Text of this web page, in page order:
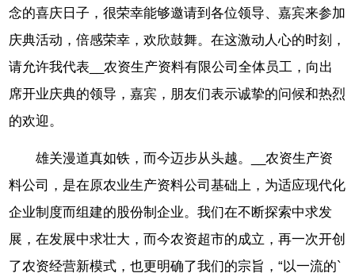
念的喜庆日子，很荣幸能够邀请到各位领导、嘉宾来参加
庆典活动，倍感荣幸，欢欣鼓舞。在这激动人心的时刻，
请允许我代表__农资生产资料有限公司全体员工，向出
席开业庆典的领导，嘉宾，朋友们表示诚挚的问候和热烈
的欢迎。
雄关漫道真如铁，而今迈步从头越。__农资生产资
料公司，是在原农业生产资料公司基础上，为适应现代化
企业制度而组建的股份制企业。我们在不断探索中求发
展，在发展中求壮大，而今农资超市的成立，再一次开创
了农资经营新模式，也更明确了我们的宗旨，“以一流的`